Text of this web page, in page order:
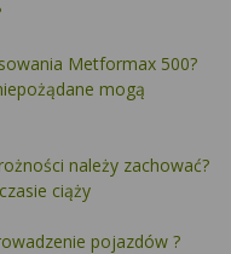
Metformax 500?
mogą
należy zachować?
ciąży
pojazdów ?